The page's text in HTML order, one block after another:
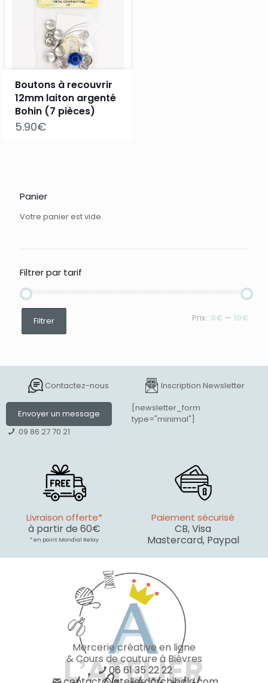
Boutons à recouvrir
12mm laiton argenté
Bohin (7 pièces)
5.90€
Panier
Votre panier est vide.
Filtrer par tarif
Prix
min
Prix
maxFiltrer Prix : 0€ — 10€
Contactez-nous
Envoyer un message
09 86 27 70 21
Inscription Newsletter
[newsletter_form
type="minimal"]
Livraison offerte*
à partir de 60€
* en point Mondial Relay
Paiement sécurisé
CB, Visa
Mastercard, Paypal
Mercerie créative en ligne
& Cours de couture à Bièvres
06 61 35 22 22